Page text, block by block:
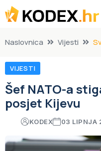
Naslovnica Vijesti
VIJESTI
Šef NATO-a
posjet Kijevu
KODEX 03 LIPNJA